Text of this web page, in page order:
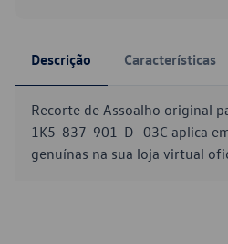
Descrição Características
Recorte de Assoalho original
1K5-837-901-D -03C aplica
genuínas na sua loja virtual